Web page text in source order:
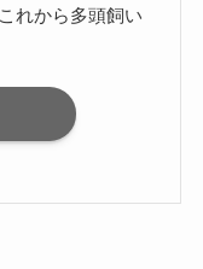
れから多頭飼い